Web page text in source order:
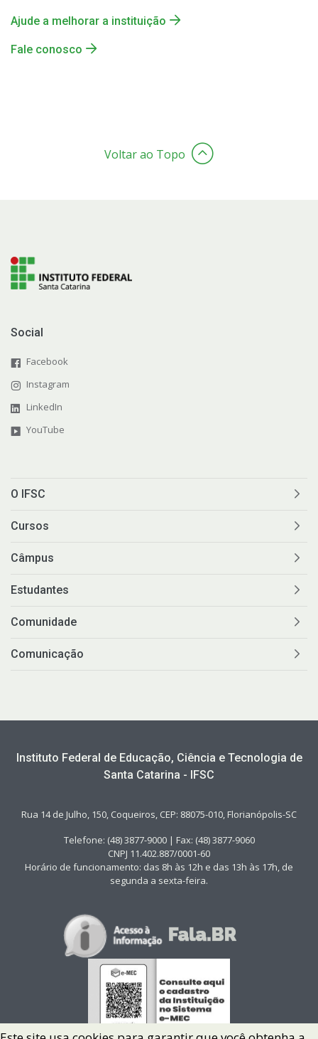
Ajude a melhorar a instituição
Fale conosco
Voltar ao Topo
Social
Facebook
Instagram
LinkedIn
YouTube
O IFSC
Cursos
Câmpus
Estudantes
Comunidade
Comunicação
Instituto Federal de Educação, Ciência e Tecnologia de
Santa Catarina - IFSC
Rua 14 de Julho, 150, Coqueiros, CEP: 88075-010, Florianópolis-SC
Telefone: (48) 3877-9000 | Fax: (48) 3877-9060
CNPJ 11.402.887/0001-60
Horário de funcionamento: das 8h às 12h e das 13h às 17h, de
segunda a sexta-feira.